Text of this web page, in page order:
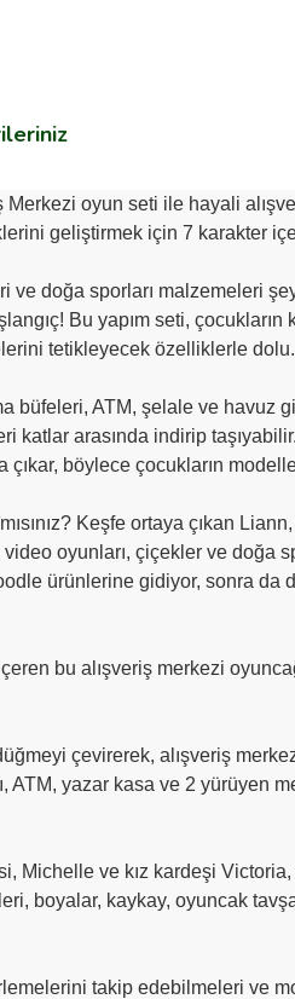
oyun seti ile hayali
geliştirmek için 7 karakter
doğa sporları malzemeleri
Bu yapım seti,
tetikleyecek özelliklerle dolu.
büfeleri, ATM, şelale ve
arasında indirip
böylece çocukların
Keşfe ortaya çıkan
oyunları, çiçekler ve doğa
ürünlerine gidiyor, sonra da
bu alışveriş merkezi
çevirerek, alışveriş
yazar kasa ve 2 yürüyen
Michelle ve kız kardeşi
boyalar, kaykay, oyuncak
takip edebilmeleri ve